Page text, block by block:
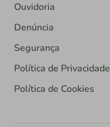
Ouvidoria
Denúncia
Segurança
Política de Privacidade
Política de Cookies